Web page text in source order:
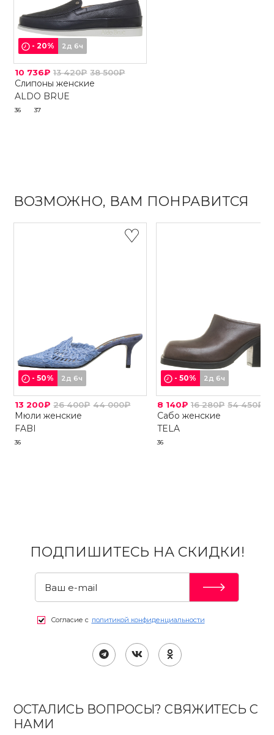
-20% 2д 6ч
10 736₽ 13 420₽ 38 500₽
Слипоны женские
ALDO BRUE
36 37
ВОЗМОЖНО, ВАМ ПОНРАВИТСЯ
-50% 2д 6ч
13 200₽ 26 400₽ 44 000₽
Мюли женские
FABI
36
-50% 2д 6ч
8 140₽ 16 280₽ 54 450₽
Сабо женские
TELA
36
ПОДПИШИТЕСЬ НА СКИДКИ!
Согласие с политикой конфиденциальности
ОСТАЛИСЬ ВОПРОСЫ? СВЯЖИТЕСЬ С
НАМИ